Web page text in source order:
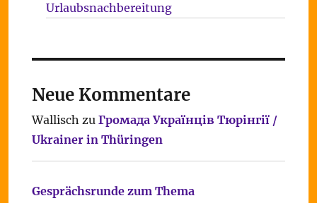
Urlaubsnachbereitung
Neue Kommentare
Wallisch zu Громада Українців Тюрінгії /
Ukrainer in Thüringen
Gesprächsrunde zum Thema